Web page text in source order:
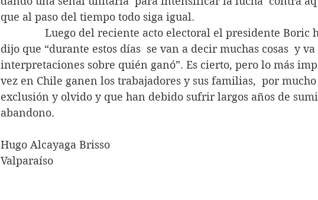
que al paso del tiempo todo siga igual.
Luego del reciente acto electoral el presidente Boric
dijo que “durante estos días  se van a decir muchas cosas  y
interpretaciones sobre quién ganó”. Es cierto, pero lo más
vez en Chile ganen los trabajadores y sus familias,  por
exclusión y olvido y que han debido sufrir largos años de
abandono.
Hugo Alcayaga Brisso
Valparaíso